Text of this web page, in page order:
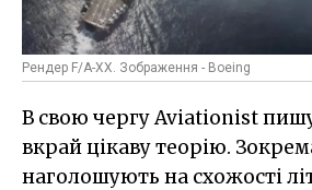
Рендер F/A-XX. Зображення - Boeing
В свою чергу Aviationist
вкрай цікаву теорію.
наголошують на схожості